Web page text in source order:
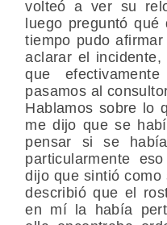
volteó a ver su
luego preguntó
tiempo pudo
aclarar el
que
pasamos al
Hablamos sobre lo
me dijo que se
pensar si se
particularmente
dijo que sintió
describió que el
en mí la había